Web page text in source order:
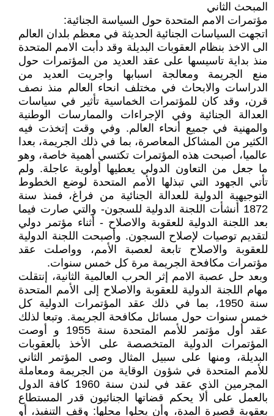
المبحث الثاني
مؤتمرات الامم المتحدة حول السياسة الجنائية:
اتجهت السياسات الجنائية الحديثة في معظم بلدان العالم
الى الاخذ بنظام العقوبات البديلة وقد دأبت الامم المتحدة
منذ بداية تاسيسها على عقد العديد من المؤتمرات حول
منع الجريمة ومعالجة اسبابها واجريت العديد من
الدراسات والابحاث في مختلف انحاء العالم منذ نصف
قرن، وقد كان للمؤتمرات الخماسية تأثير في سياسات
العدالة الجنائية وفي الإجراءات والممارسات الوطنية
والمهنية في جميع أنحاء العالم. وفي وقت إتخذت فيه
الكثير من المشاكل المعاصرة، بما في ذلك الجريمة، بعدا
عالميا، أصبحت هذه المؤتمرات تكتسي أهمية خاصة، وهو
ما جعل من التعاون الدولي يعطيها أولوية عاجلة. ولم
تأتي الجهود التي تبذلها الأمم المتحدة لوضع الخطوط
التوجيهية الدولية للعدالة الجنائية من فراغ، فمنذ سنة
1872 أنشأت اللجنة الدولية للسجون- والتي صارت فيما
بعد اللجنة الدولية للعقوبة والاصلاح - أثناء مؤتمر دولي
لتقديم توصيات لإصلاح السجون. وأصبحت اللجنة الدولية
للعقوبة والاصلاح تابعة لعصبة الأمم، وواصلت عقد
مؤتمرات مكافحة الجريمة مرة كل خمس سنوات.
وبعد حل عصبة الامم إثر الحرب العالمية الثانية، إنتقلت
مهام اللجنة الدولية للعقوبة والاصلاح إلى الأمم المتحدة
سنة 1950، بما في ذلك عقد المؤتمرات الدولية كل
خمس سنوات حول مسائل مكافحة الجريمة. وتبعا لذلك
عقد أول مؤتمر للأمم المتحدة سنة 1955 و أوصت
المؤتمرات الدولية المتخصصة على الأخذ بالعقوبات
البديلة، ومنها على سبيل المثال وصى المؤتمر الثاني
للأمم المتحدة في شؤون الوقاية من الجريمة ومعاملة
المجرمين الذي عقد في لندن سنة 1960 كافة الدول
بالعمل على ألا يحكم قضاتها الجنائيون قدر المستطاع
بعقوبة قصيرة المدة، وأن يحلوا محلها: وقف التنفيذ، أو